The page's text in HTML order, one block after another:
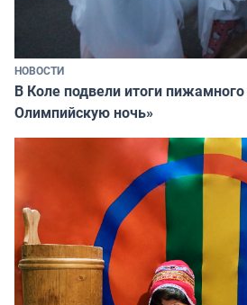
НОВОСТИ
В Коле подвели итоги пижамного
Олимпийскую ночь»